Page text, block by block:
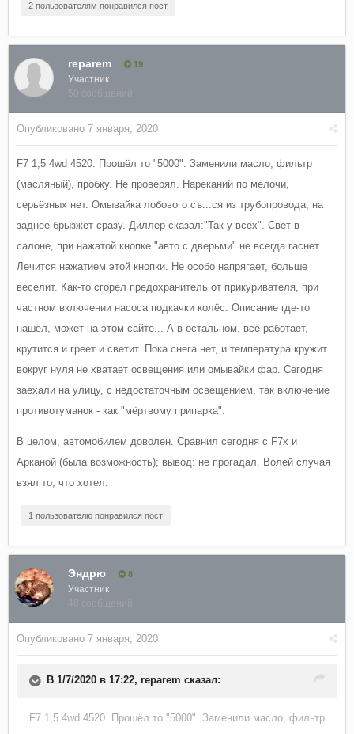
2 пользователям понравился пост
reparem 19
Участник
50 сообщений
Опубликовано 7 января, 2020
F7 1,5 4wd 4520. Прошёл то "5000". Заменили масло, фильтр
(масляный), пробку. Не проверял. Нареканий по мелочи,
серьёзных нет. Омывайка лобового съ...ся из трубопровода, на
заднее брызжет сразу. Диллер сказал:"Так у всех". Свет в
салоне, при нажатой кнопке "авто с дверьми" не всегда гаснет.
Лечится нажатием этой кнопки. Не особо напрягает, больше
веселит. Как-то сгорел предохранитель от прикуривателя, при
частном включении насоса подкачки колёс. Описание где-то
нашёл, может на этом сайте... А в остальном, всё работает,
крутится и греет и светит. Пока снега нет, и температура кружит
вокруг нуля не хватает освещения или омывайки фар. Сегодня
заехали на улицу, с недостаточным освещением, так включение
противотуманок - как "мёртвому припарка".
В целом, автомобилем доволен. Сравнил сегодня с F7x и
Арканой (была возможность); вывод: не прогадал. Волей случая
взял то, что хотел.
1 пользователю понравился пост
Эндрю 8
Участник
48 сообщений
Опубликовано 7 января, 2020
В 1/7/2020 в 17:22, reparem сказал:
F7 1,5 4wd 4520. Прошёл то "5000". Заменили масло, фильтр